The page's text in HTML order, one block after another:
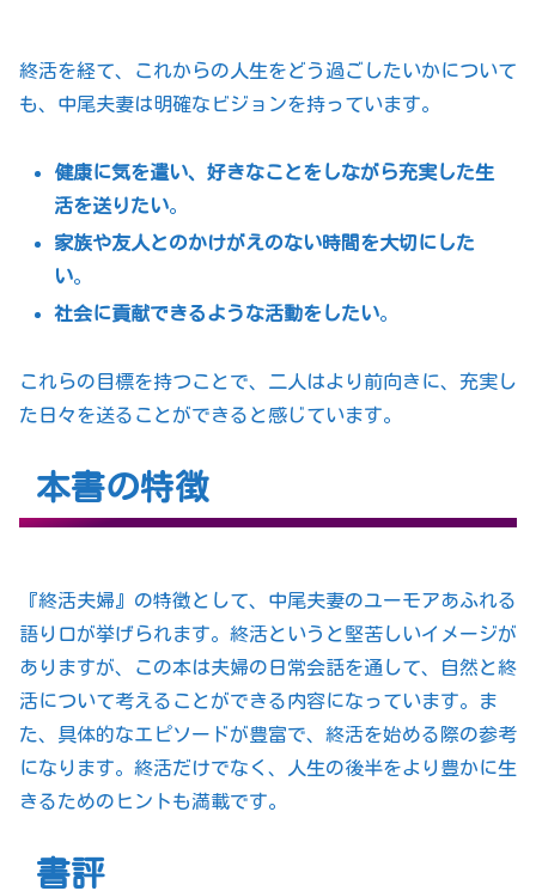
終活を経て、これからの人生をどう過ごしたいかについて
も、中尾夫妻は明確なビジョンを持っています。
健康に気を遣い、好きなことをしながら充実した生
活を送りたい。
家族や友人とのかけがえのない時間を大切にした
い。
社会に貢献できるような活動をしたい。
これらの目標を持つことで、二人はより前向きに、充実し
た日々を送ることができると感じています。
本書の特徴
『終活夫婦』の特徴として、中尾夫妻のユーモアあふれる
語り口が挙げられます。終活というと堅苦しいイメージが
ありますが、この本は夫婦の日常会話を通して、自然と終
活について考えることができる内容になっています。ま
た、具体的なエピソードが豊富で、終活を始める際の参考
になります。終活だけでなく、人生の後半をより豊かに生
きるためのヒントも満載です。
書評